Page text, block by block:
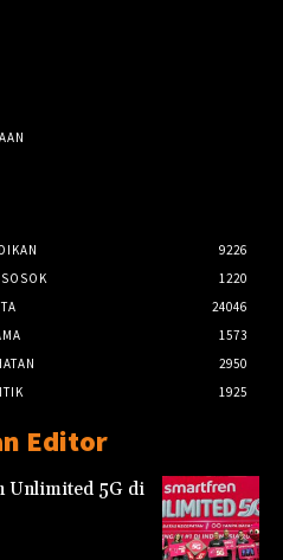
9226
1220
24046
1573
2950
1925
Editor
Unlimited 5G di